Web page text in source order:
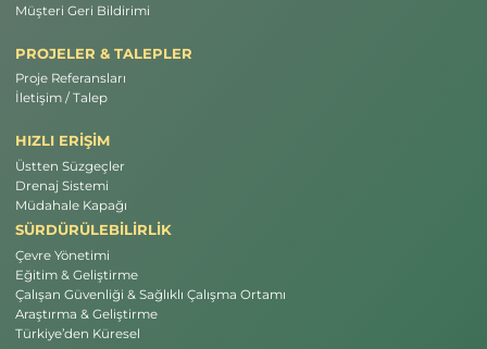
Müşteri Geri Bildirimi
PROJELER & TALEPLER
Proje Referansları
İletişim / Talep
HIZLI ERİŞİM
Üstten Süzgeçler
Drenaj Sistemi
Müdahale Kapağı
SÜRDÜRÜLEBİLİRLİK
Çevre Yönetimi
Eğitim & Geliştirme
Çalışan Güvenliği & Sağlıklı Çalışma Ortamı
Araştırma & Geliştirme
Türkiye’den Küresel